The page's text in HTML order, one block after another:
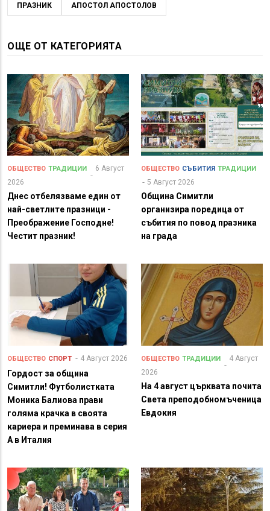
ПРАЗНИК АПОСТОЛ АПОСТОЛОВ
ОЩЕ ОТ КАТЕГОРИЯТА
ОБЩЕСТВО ТРАДИЦИИ
6 Август
2026
Днес отбелязваме един от
най-светлите празници -
Преображение Господне!
Честит празник!
ОБЩЕСТВО СЪБИТИЯ ТРАДИЦИИ
5 Август 2026
Община Симитли
организира поредица от
събития по повод празника
на града
ОБЩЕСТВО СПОРТ 4 Август 2026
Гордост за община
Симитли! Футболистката
Моника Балиова прави
голяма крачка в своята
кариера и преминава в серия
А в Италия
ОБЩЕСТВО ТРАДИЦИИ
4 Август
2026
На 4 август църквата почита
Света преподобномъченица
Евдокия